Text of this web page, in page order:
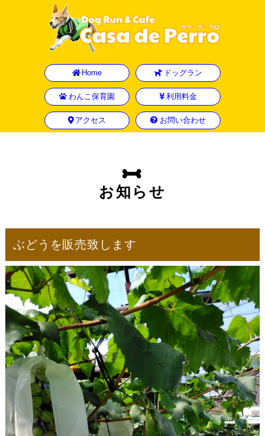
Home ドッグラン
わんこ保育園 利用料金
アクセス お問い合わせ
お知らせ
ぶどうを販売致します